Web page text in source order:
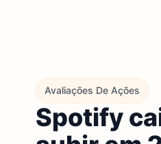
Avaliações De Ações
Spotify